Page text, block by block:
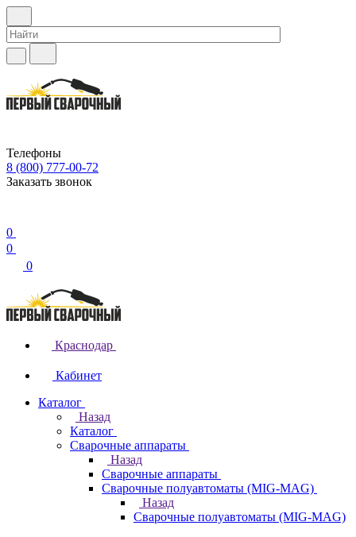
Телефоны
8 (800) 777-00-72
Заказать звонок
0
0
0
Краснодар
Кабинет
Каталог
Назад
Каталог
Сварочные аппараты
Назад
Сварочные аппараты
Сварочные полуавтоматы (MIG-MAG)
Назад
Сварочные полуавтоматы (MIG-MAG)